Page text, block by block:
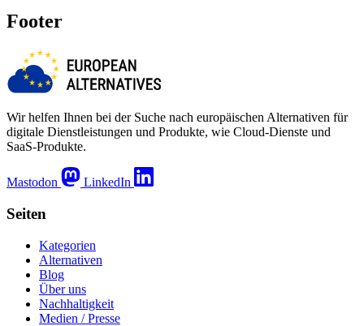
Footer
Wir helfen Ihnen bei der Suche nach europäischen Alternativen für
digitale Dienstleistungen und Produkte, wie Cloud-Dienste und
SaaS-Produkte.
Mastodon LinkedIn
Seiten
Kategorien
Alternativen
Blog
Über uns
Nachhaltigkeit
Medien / Presse